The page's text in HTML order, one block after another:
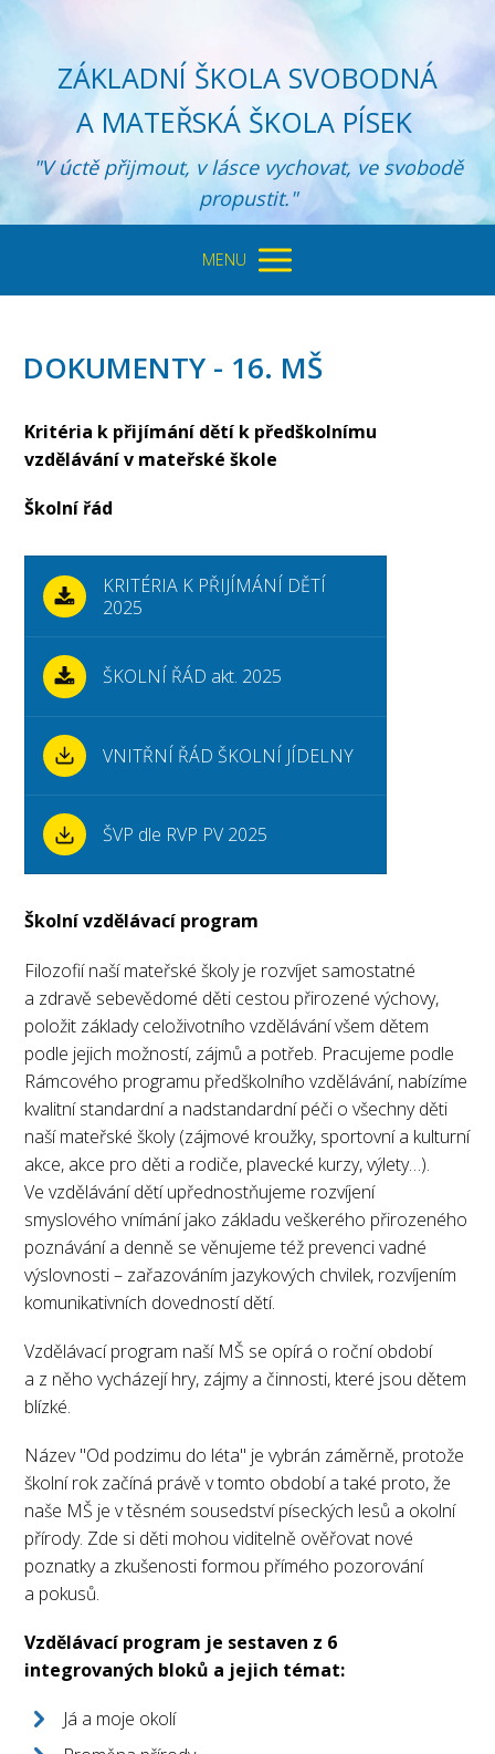
ZÁKLADNÍ ŠKOLA SVOBODNÁ
A MATEŘSKÁ ŠKOLA PÍSEK
"V úctě přijmout, v lásce vychovat, ve svobodě
propustit."
MENU
DOKUMENTY - 16. MŠ
Kritéria k přijímání dětí k předškolnímu
vzdělávání v mateřské škole
Školní řád
KRITÉRIA K PŘIJÍMÁNÍ DĚTÍ
2025
ŠKOLNÍ ŘÁD akt. 2025
VNITŘNÍ ŘÁD ŠKOLNÍ JÍDELNY
ŠVP dle RVP PV 2025
Školní vzdělávací program
Filozofií naší mateřské školy je rozvíjet samostatné
a zdravě sebevědomé děti cestou přirozené výchovy,
položit základy celoživotního vzdělávání všem dětem
podle jejich možností, zájmů a potřeb. Pracujeme podle
Rámcového programu předškolního vzdělávání, nabízíme
kvalitní standardní a nadstandardní péči o všechny děti
naší mateřské školy (zájmové kroužky, sportovní a kulturní
akce, akce pro děti a rodiče, plavecké kurzy, výlety…).
Ve vzdělávání dětí upřednostňujeme rozvíjení
smyslového vnímání jako základu veškerého přirozeného
poznávání a denně se věnujeme též prevenci vadné
výslovnosti – zařazováním jazykových chvilek, rozvíjením
komunikativních dovedností dětí.
Vzdělávací program naší MŠ se opírá o roční období
a z něho vycházejí hry, zájmy a činnosti, které jsou dětem
blízké.
Název "Od podzimu do léta" je vybrán záměrně, protože
školní rok začíná právě v tomto období a také proto, že
naše MŠ je v těsném sousedství píseckých lesů a okolní
přírody. Zde si děti mohou viditelně ověřovat nové
poznatky a zkušenosti formou přímého pozorování
a pokusů.
Vzdělávací program je sestaven z 6
integrovaných bloků a jejich témat:
Já a moje okolí